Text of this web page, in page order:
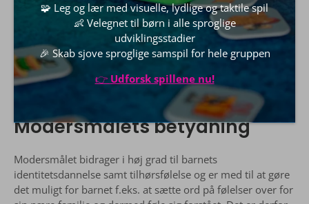
Børn med flere sprog 2:
Modersmålets betydning
Modersmålet bidrager i høj grad til barnets
identitetsdannelse samt tilhørsfølelse og er med til at gøre
det muligt for barnet f.eks. at sætte ord på følelser over for
🧩 Leg og lær med visuelle, lydlige og taktile spil
👶 Velegnet til børn i alle sproglige
udviklingsstadier
🎉 Skab sjove sproglige samspil for hele gruppen
👉 Udforsk spillene nu!